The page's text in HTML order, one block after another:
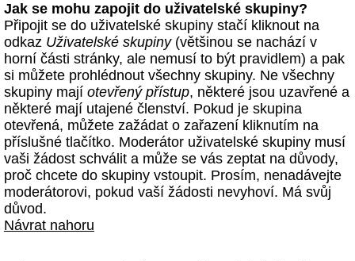
Jak se mohu zapojit do uživatelské skupiny?
Připojit se do uživatelské skupiny stačí kliknout na
odkaz Uživatelské skupiny(většinou se nachází v
horní části stránky, ale nemusí to být pravidlem) a pak
si můžete prohlédnout všechny skupiny. Ne všechny
skupiny mají otevřený přístup, některé jsou uzavřené a
některé mají utajené členství. Pokud je skupina
otevřená, můžete zažádat o zařazení kliknutím na
příslušné tlačítko. Moderátor uživatelské skupiny musí
vaši žádost schválit a může se vás zeptat na důvody,
proč chcete do skupiny vstoupit. Prosím, nenadávejte
moderátorovi, pokud vaší žádosti nevyhoví. Má svůj
důvod.
Návrat nahoru